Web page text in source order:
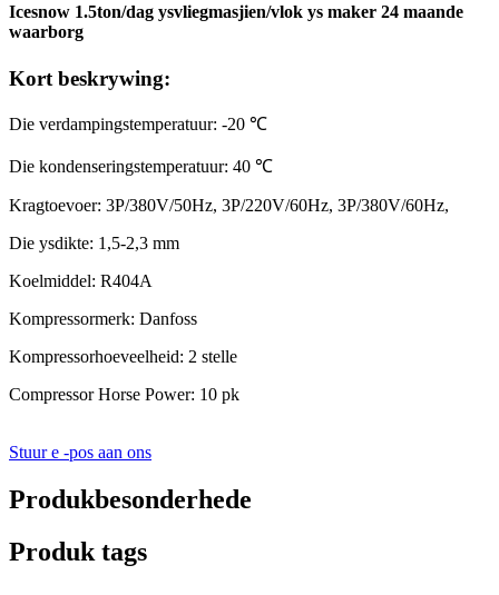
Icesnow 1.5ton/dag ysvliegmasjien/vlok ys maker 24 maande
waarborg
Kort beskrywing:
Die verdampingstemperatuur: -20 ℃
Die kondenseringstemperatuur: 40 ℃
Kragtoevoer: 3P/380V/50Hz, 3P/220V/60Hz, 3P/380V/60Hz,
Die ysdikte: 1,5-2,3 mm
Koelmiddel: R404A
Kompressormerk: Danfoss
Kompressorhoeveelheid: 2 stelle
Compressor Horse Power: 10 pk
Stuur e -pos aan ons
Produkbesonderhede
Produk tags